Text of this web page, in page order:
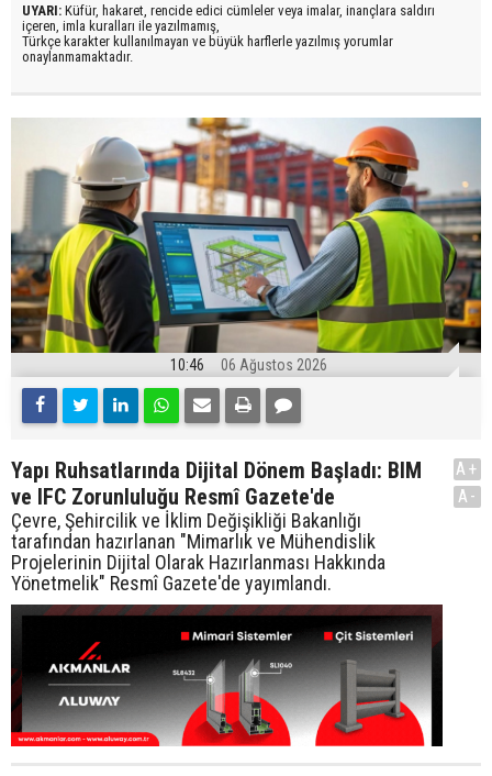
UYARI: Küfür, hakaret, rencide edici cümleler veya imalar, inançlara saldırı
içeren, imla kuralları ile yazılmamış,
Türkçe karakter kullanılmayan ve büyük harflerle yazılmış yorumlar
onaylanmamaktadır.
10:46 06 Ağustos 2026
Yapı Ruhsatlarında Dijital Dönem Başladı: BIM
ve IFC Zorunluluğu Resmî Gazete'de
Çevre, Şehircilik ve İklim Değişikliği Bakanlığı
tarafından hazırlanan "Mimarlık ve Mühendislik
Projelerinin Dijital Olarak Hazırlanması Hakkında
Yönetmelik" Resmî Gazete'de yayımlandı.
A+
A-